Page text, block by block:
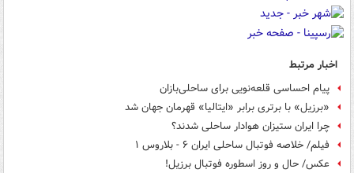
اخبار مرتبط
پیام احساسی قلعه‌نویی برای ساحلی‌بازان
«برزیل» با برتری برابر «ایتالیا» قهرمان جهان شد
چرا ایران ستیزان هوادار ساحلی شدند؟
فیلم/ خلاصه فوتبال ساحلی ایران ۶ - بلاروس ۱
عکس/ حال و روز اسطوره فوتبال برزیل!